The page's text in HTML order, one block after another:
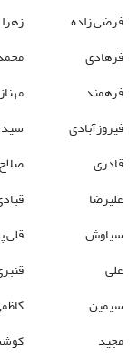
فرضی زاده
زهرا
فرهادی
فرهمند
مهناز
فیروزآبادی
قادری
علیرضا
سیاوش
قلی
علی
سیمین
مجید